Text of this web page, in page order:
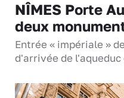
NÎMES Porte
deux
Entrée « impériale »
d'arrivée de